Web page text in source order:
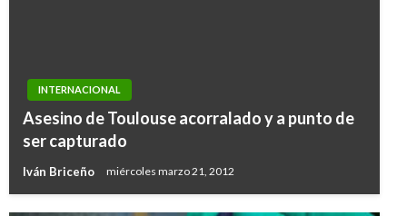
INTERNACIONAL
Asesino de Toulouse acorralado y a punto de
ser capturado
Iván Briceño miércoles marzo 21, 2012